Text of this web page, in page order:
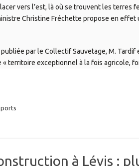
vers l’est, là où se trouvent les terres
Christine Fréchette propose en effet
par le Collectif Sauvetage, M.
« territoire exceptionnel à la fois agricole,
à Lévis :